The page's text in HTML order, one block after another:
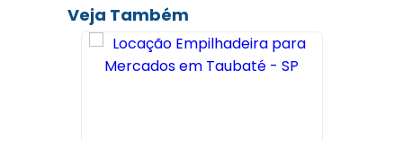
Veja Também